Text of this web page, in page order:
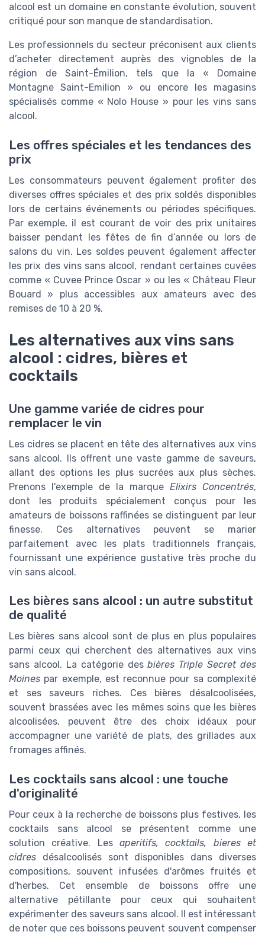
alcool est un domaine en constante évolution, souvent
critiqué pour son manque de standardisation.
Les professionnels du secteur préconisent aux clients
d’acheter directement auprès des vignobles de la
région de Saint-Émilion, tels que la « Domaine
Montagne Saint-Emilion » ou encore les magasins
spécialisés comme « Nolo House » pour les vins sans
alcool.
Les offres spéciales et les tendances des
prix
Les consommateurs peuvent également profiter des
diverses offres spéciales et des prix soldés disponibles
lors de certains événements ou périodes spécifiques.
Par exemple, il est courant de voir des prix unitaires
baisser pendant les fêtes de fin d’année ou lors de
salons du vin. Les soldes peuvent également affecter
les prix des vins sans alcool, rendant certaines cuvées
comme « Cuvee Prince Oscar » ou les « Château Fleur
Bouard » plus accessibles aux amateurs avec des
remises de 10 à 20 %.
Les alternatives aux vins sans
alcool : cidres, bières et
cocktails
Une gamme variée de cidres pour
remplacer le vin
Les cidres se placent en tête des alternatives aux vins
sans alcool. Ils offrent une vaste gamme de saveurs,
allant des options les plus sucrées aux plus sèches.
Prenons l'exemple de la marque Elixirs Concentrés,
dont les produits spécialement conçus pour les
amateurs de boissons raffinées se distinguent par leur
finesse. Ces alternatives peuvent se marier
parfaitement avec les plats traditionnels français,
fournissant une expérience gustative très proche du
vin sans alcool.
Les bières sans alcool : un autre substitut
de qualité
Les bières sans alcool sont de plus en plus populaires
parmi ceux qui cherchent des alternatives aux vins
sans alcool. La catégorie desbières Triple Secret des
Moines par exemple, est reconnue pour sa complexité
et ses saveurs riches. Ces bières désalcoolisées,
souvent brassées avec les mêmes soins que les bières
alcoolisées, peuvent être des choix idéaux pour
accompagner une variété de plats, des grillades aux
fromages affinés.
Les cocktails sans alcool : une touche
d'originalité
Pour ceux à la recherche de boissons plus festives, les
cocktails sans alcool se présentent comme une
solution créative. Les aperitifs, cocktails, bieres et
cidres désalcoolisés sont disponibles dans diverses
compositions, souvent infusées d'arômes fruités et
d'herbes. Cet ensemble de boissons offre une
alternative pétillante pour ceux qui souhaitent
expérimenter des saveurs sans alcool. Il est intéressant
de noter que ces boissons peuvent souvent compenser